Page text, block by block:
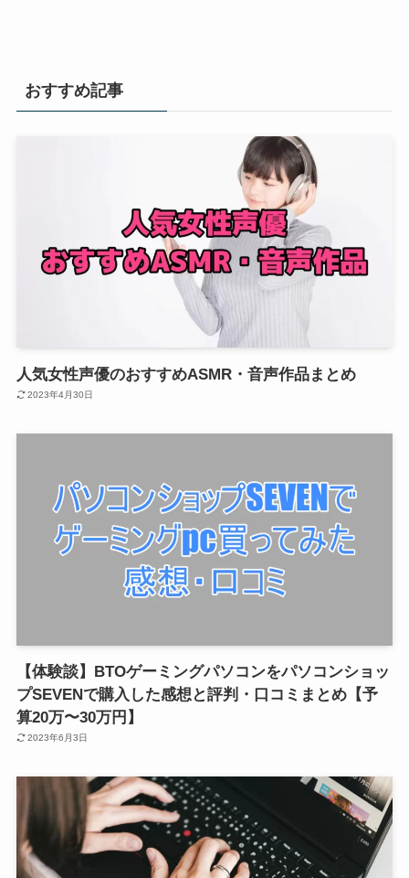
おすすめ記事
人気女性声優のおすすめASMR・音声作品まとめ
2023年4月30日
【体験談】BTOゲーミングパソコンをパソコンショッ
プSEVENで購入した感想と評判・口コミまとめ【予
算20万〜30万円】
2023年6月3日